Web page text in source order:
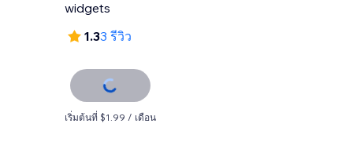
widgets
1.33 รีวิว
เริ่มต้นที่ $1.99 / เดือน